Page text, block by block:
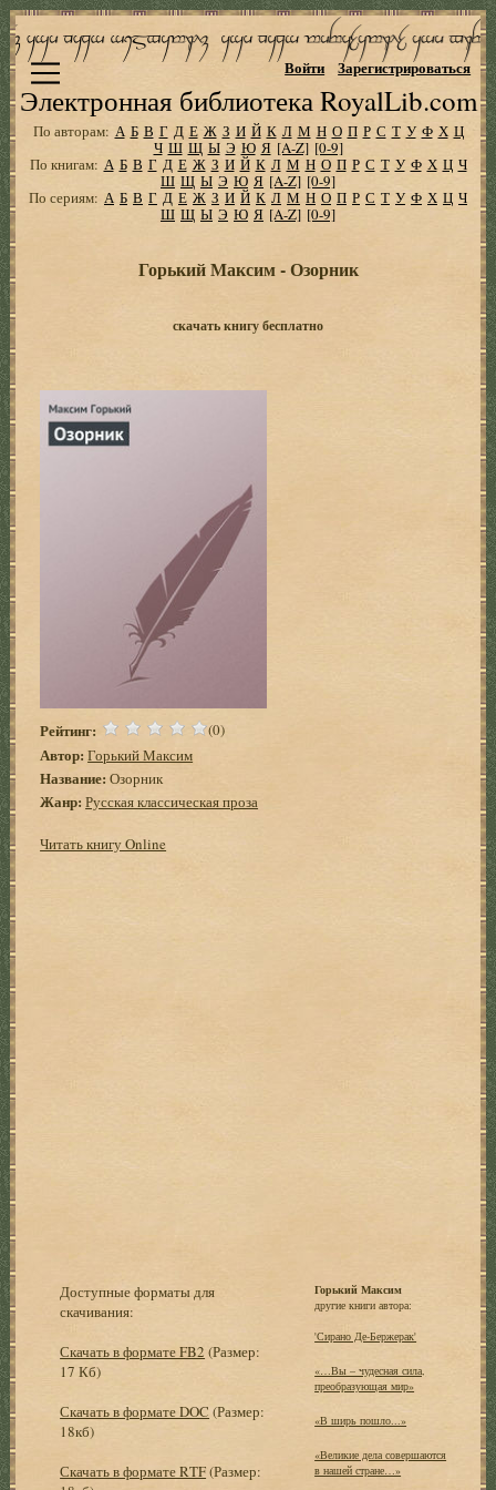
Электронная библиотека RoyalLib.com
Войти Зарегистрироваться
По авторам: А Б В Г Д Е Ж З И Й К Л М Н О П Р С Т У Ф Х Ц
Ч Ш Щ Ы Э Ю Я [A-Z] [0-9]
По книгам: А Б В Г Д Е Ж З И Й К Л М Н О П Р С Т У Ф Х Ц Ч
Ш Щ Ы Э Ю Я [A-Z] [0-9]
По сериям: А Б В Г Д Е Ж З И Й К Л М Н О П Р С Т У Ф Х Ц Ч
Ш Щ Ы Э Ю Я [A-Z] [0-9]
Горький Максим - Озорник
скачать книгу бесплатно
Рейтинг: (0)
Автор: Горький Максим
Название: Озорник
Жанр: Русская классическая проза
Читать книгу Online
Доступные форматы для
скачивания:
Скачать в формате FB2 (Размер:
17 Кб)
Скачать в формате DOC (Размер:
18кб)
Скачать в формате RTF(Размер:
Горький Максим
другие книги автора:
'Сирано Де-Бержерак'
«…Вы – чудесная сила,
преобразующая мир»
«В ширь пошло...»
«Великие дела совершаются
в нашей стране…»